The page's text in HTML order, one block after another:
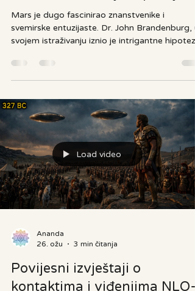
civilizacija koja se je uništila
termonuklearnoj eksploziji?
Mars je dugo fascinirao znanstvenike i
svemirske entuzijaste. Dr. John Brandenburg, u
povijesti crvenog planeta. On je svoju hipotezu
prvi put predstavio javnosti oko 2011. godine,
detaljno ju je razradio u znanstvenom radu iz
2014. godine pod naslovom "Evidence of a
Massive Thermonuclear Explosion on Mars in
the Past" (Dokazi o masivnoj termonuklearnoj
eksploziji na Marsu u pro
Load video
Ananda
26. ožu
3 min čitanja